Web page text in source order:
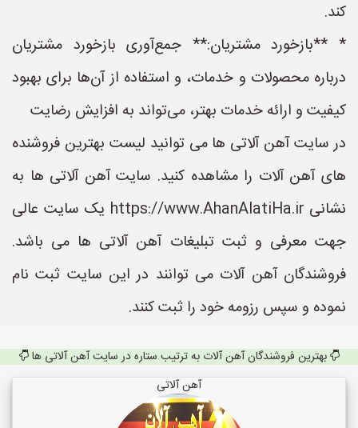
کند.
* **بازخورد مشتریان:** جمع‌آوری بازخورد مشتریان
درباره محصولات و خدمات، و استفاده از آن‌ها برای بهبود
کیفیت و ارائه خدمات بهتر، می‌تواند به افزایش رضایت
در سایت آهن آلاتی ها می توانید لیست بهترین فروشنده
های آهن آلات را مشاهده کنید. سایت آهن آلاتی ها به
نشانی https://www.AhanAlatiHa.ir یک سایت عالی
جهت معرفی و ثبت تبلیغات آهن آلاتی ها می باشد.
فروشندگان آهن آلات می توانند در این سایت ثبت نام
نموده و سپس رزومه خود را ثبت کنند.
بهترین فروشندگان آهن آلات به ترتیب ستاره در سایت آهن آلاتی ها
آهن آلاتی